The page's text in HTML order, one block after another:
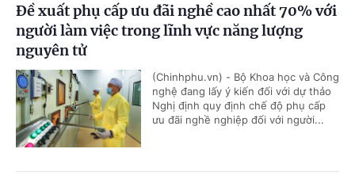
Đề xuất phụ cấp ưu đãi nghề cao nhất 70% với
người làm việc trong lĩnh vực năng lượng
nguyên tử
(Chinhphu.vn) - Bộ Khoa học và Công
nghệ đang lấy ý kiến đối với dự thảo
Nghị định quy định chế độ phụ cấp
ưu đãi nghề nghiệp đối với người...